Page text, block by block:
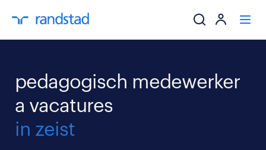
ik zoek een
pedagogisch medewerker
a vacatures
in zeist